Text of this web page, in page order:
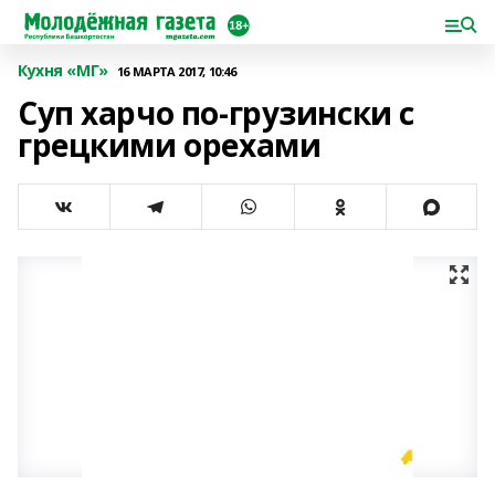
Кухня «МГ» 16 МАРТА 2017, 10:46
Суп харчо по-грузински с
грецкими орехами